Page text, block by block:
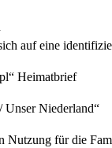
auf eine
Heimatbrief
Unser Niederland“
Nutzung für die